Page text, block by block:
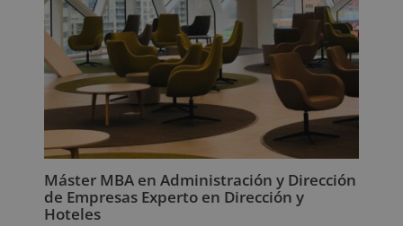
Máster MBA en Administración y Dirección
de Empresas Experto en Dirección y
Hoteles